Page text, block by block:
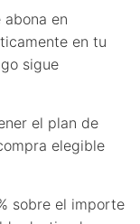
en
en tu
sigue
el plan de
elegible
sobre el importe